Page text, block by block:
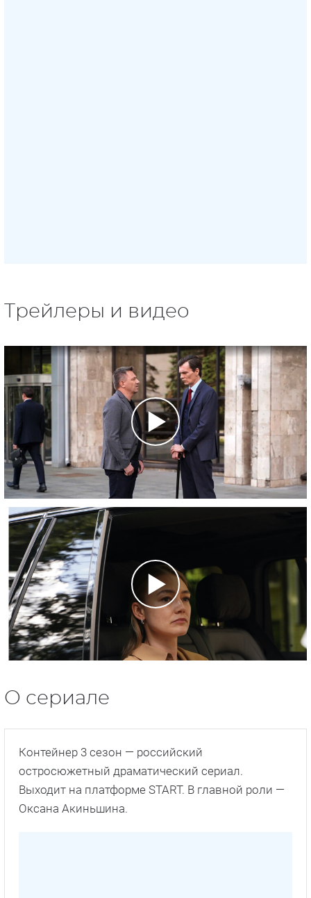
Трейлеры и видео
О сериале
Контейнер 3 сезон — российский
остросюжетный драматический сериал.
Выходит на платформе START. В главной роли —
Оксана Акиньшина.